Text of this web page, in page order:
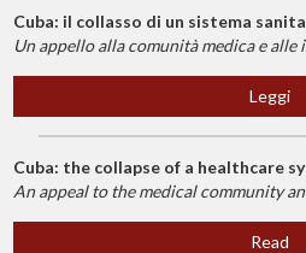
Cuba: il collasso di un sistema
Un appello alla comunità medica e
Leggi
Cuba: the collapse of a healthcare
An appeal to the medical community
Read